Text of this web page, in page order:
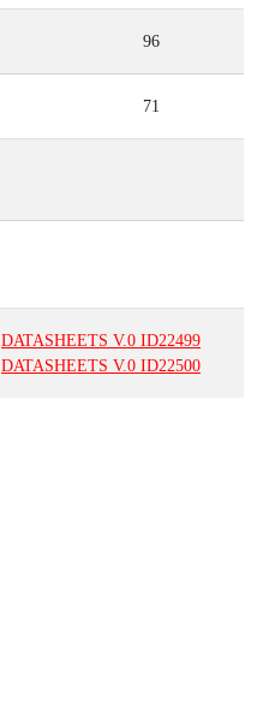
96
71
DATASHEETS V.0 ID22499
DATASHEETS V.0 ID22500